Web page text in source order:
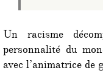
Un racisme
personnalité du
avec l’animatrice